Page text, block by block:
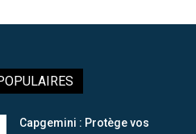
Capgemini : Protège vos